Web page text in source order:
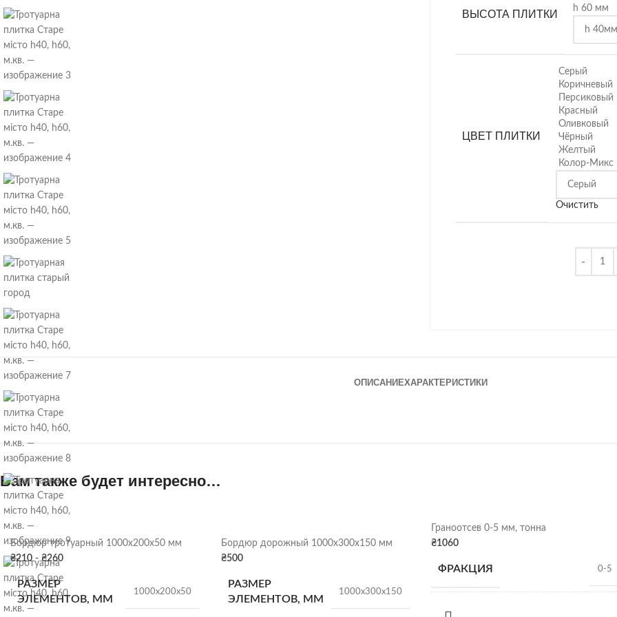
ВЫСОТА ПЛИТКИ
h 60 мм
ЦВЕТ ПЛИТКИ
Серый
Коричневый
Персиковый
Красный
Оливковый
Чёрный
Желтый
Колор-Микс
Очистить
ОПИСАНИЕХАРАКТЕРИСТИКИ
Вам также будет интересно…
Бордюр тротуарный 1000х200х50 мм
₴210 - ₴260
РАЗМЕР
ЭЛЕМЕНТОВ, ММ
1000х200х50
Бордюр дорожный 1000х300х150 мм
₴500
РАЗМЕР
ЭЛЕМЕНТОВ, ММ
1000х300х150
Граноотсев 0-5 мм, тонна
₴1060
ФРАКЦИЯ 0-5
НАСЫПНАЯ